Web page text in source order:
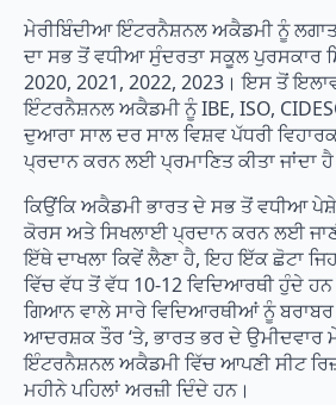
ਮੇਰੀਬਿੰਦੀਆ ਇੰਟਰਨੈਸ਼ਨਲ ਅਕੈਡਮੀ ਨੂੰ
ਦਾ ਸਭ ਤੋਂ ਵਧੀਆ ਸੁੰਦਰਤਾ ਸਕੂਲ ਪੁਰਸਕਾਰ
2020, 2021, 2022, 2023। ਇਸ ਤੋਂ
ਇੰਟਰਨੈਸ਼ਨਲ ਅਕੈਡਮੀ ਨੂੰ IBE, ISO,
ਦੁਆਰਾ ਸਾਲ ਦਰ ਸਾਲ ਵਿਸ਼ਵ ਪੱਧਰੀ
ਪ੍ਰਦਾਨ ਕਰਨ ਲਈ ਪ੍ਰਮਾਣਿਤ ਕੀਤਾ ਜਾਂਦਾ
ਕਿਉਂਕਿ ਅਕੈਡਮੀ ਭਾਰਤ ਦੇ ਸਭ ਤੋਂ ਵਧੀਆ
ਕੋਰਸ ਅਤੇ ਸਿਖਲਾਈ ਪ੍ਰਦਾਨ ਕਰਨ ਲਈ
ਇੱਥੇ ਦਾਖਲਾ ਕਿਵੇਂ ਲੈਣਾ ਹੈ, ਇਹ ਇੱਕ ਛੋਟਾ
ਵਿੱਚ ਵੱਧ ਤੋਂ ਵੱਧ 10-12 ਵਿਦਿਆਰਥੀ ਹੁੰਦੇ
ਗਿਆਨ ਵਾਲੇ ਸਾਰੇ ਵਿਦਿਆਰਥੀਆਂ ਨੂੰ ਬਰਾਬਰ
ਆਦਰਸ਼ਕ ਤੌਰ ‘ਤੇ, ਭਾਰਤ ਭਰ ਦੇ ਉਮੀਦਵਾਰ
ਇੰਟਰਨੈਸ਼ਨਲ ਅਕੈਡਮੀ ਵਿੱਚ ਆਪਣੀ ਸੀਟ
ਮਹੀਨੇ ਪਹਿਲਾਂ ਅਰਜ਼ੀ ਦਿੰਦੇ ਹਨ।